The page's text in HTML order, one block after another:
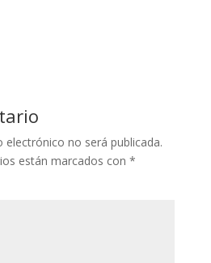
electrónico no será publicada.
están marcados con *